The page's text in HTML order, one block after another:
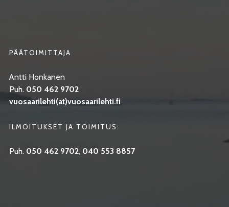
PÄÄTOIMITTAJA
Antti Honkanen
Puh. 050 462 9702
vuosaarilehti(at)vuosaarilehti.fi
ILMOITUKSET JA TOIMITUS:
Puh. 050 462 9702, 040 553 8857